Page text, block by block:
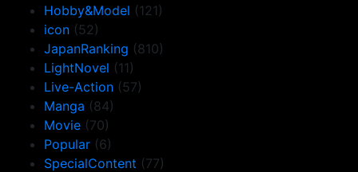
Hobby&Model (121)
icon (52)
JapanRanking (810)
LightNovel (11)
Live-Action (57)
Manga (84)
Movie (70)
Popular (6)
SpecialContent (77)